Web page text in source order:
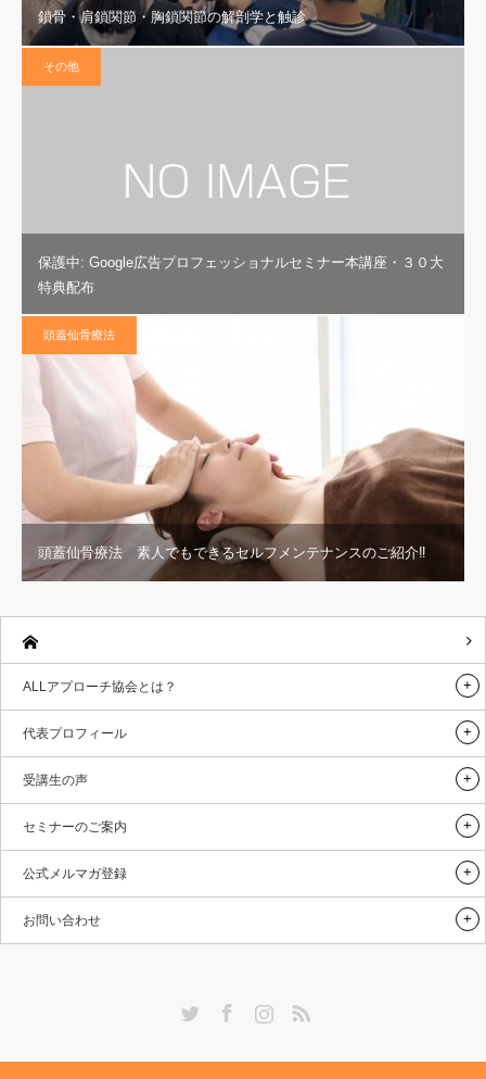
鎖骨・肩鎖関節・胸鎖関節の解剖学と触診
その他
保護中: Google広告プロフェッショナルセミナー本講座・３０大
特典配布
頭蓋仙骨療法
頭蓋仙骨療法 素人でもできるセルフメンテナンスのご紹介‼︎
ALLアプローチ協会とは？
代表プロフィール
受講生の声
セミナーのご案内
公式メルマガ登録
お問い合わせ
RSS